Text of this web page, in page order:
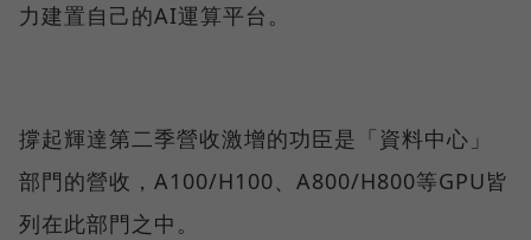
力建置自己的AI運算平台。
撐起輝達第二季營收激增的功臣是「資料中心」
部門的營收，A100/H100、A800/H800等GPU皆
列在此部門之中。